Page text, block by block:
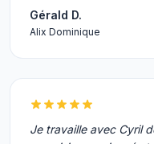
Gérald D.
Alix Dominique
Je travaille avec Cyril